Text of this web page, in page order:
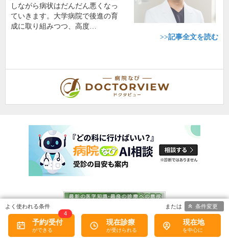
しながら病状はだんだん悪くなっ
ていきます。大学病院で後進の育
成に取り組みつつ、高度…
>>記事全文を読む
予約/受付
4
現在診療 現在地
条件変更